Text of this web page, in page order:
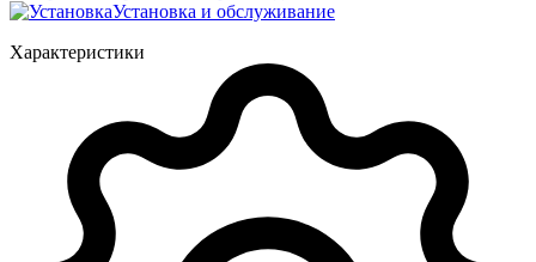
Установка и обслуживание
Характеристики